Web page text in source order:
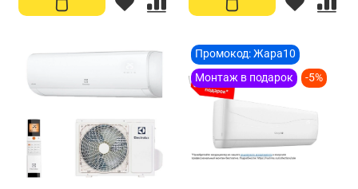
Промокод: Жара10
Монтаж в подарок
-5%